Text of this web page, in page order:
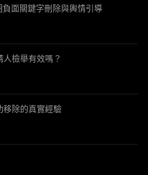
面關鍵字刪除與輿情引導
人檢舉有效嗎？
移除的真實經驗